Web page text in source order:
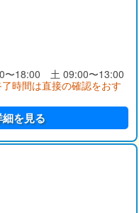
〜18:00 土 09:00〜13:00
時間は直接の確認をおす
細を見る